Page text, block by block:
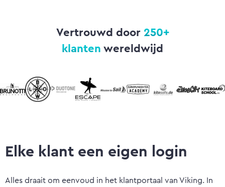
Vertrouwd door 250+
klantenwereldwijd
Elke klant een eigen login
Alles draait om eenvoud in het klantportaal van Viking. In